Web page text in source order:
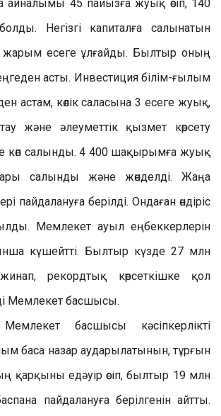
айналымы 45 пайызға жуық өсіп, 140
Негізгі капиталға салынатын
жарым есеге ұлғайды. Былтыр оның
асты. Инвестиция білім-ғылым
астам, көлік саласына 3 есеге жуық,
және әлеуметтік қызмет көрсету
көп салынды. 4 400 шақырымға жуық
салынды және жөнделді. Жаңа
пайдалануға берілді. Ондаған өндіріс
Мемлекет ауыл еңбеккерлерін
күшейтті. Былтыр күзде 27 млн
рекордтық көрсеткішке қол
Мемлекет басшысы.
басшысы кәсіпкерлікті
баса назар аударылатынын, тұрғын
қарқыны едәуір өсіп, былтыр 19 млн
пайдалануға берілгенін айтты.